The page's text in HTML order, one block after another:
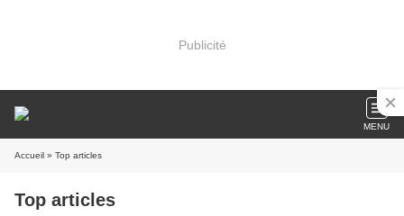
Publicité
MENU
Accueil » Top articles
Top articles